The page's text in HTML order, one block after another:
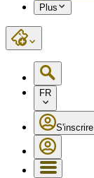
Plus
FR
S'inscrire